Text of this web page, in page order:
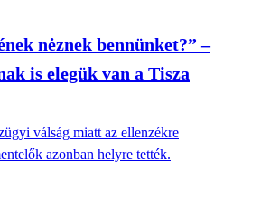
nėznek bennünket?” –
is elegük van a Tisza
válság miatt az ellenzékre
azonban helyre tették.